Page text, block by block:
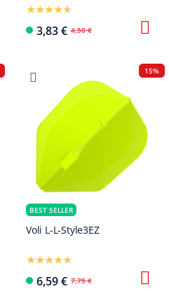
3,83 € 4,50 €
15%
BEST SELLER
Voli L-L-Style3EZ
6,59 € 7,75 €